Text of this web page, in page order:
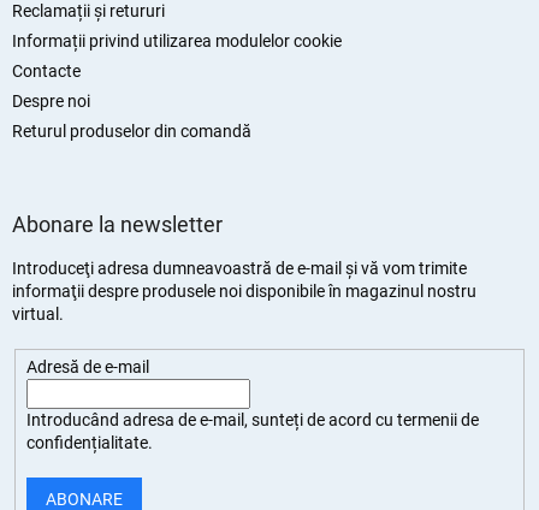
Reclamații și retururi
Informații privind utilizarea modulelor cookie
Contacte
Despre noi
Returul produselor din comandă
Abonare la newsletter
Introduceţi adresa dumneavoastră de e-mail şi vă vom trimite
informaţii despre produsele noi disponibile în magazinul nostru
virtual.
Adresă de e-mail
Introducând adresa de e-mail, sunteți deacord cu termenii de
confidențialitate.
ABONARE